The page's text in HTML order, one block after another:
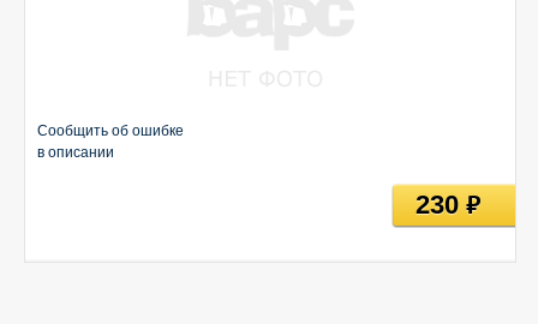
Сообщить об ошибке
в описании
230руб